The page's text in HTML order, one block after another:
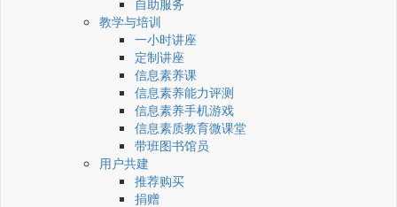
自助服务
教学与培训
一小时讲座
定制讲座
信息素养课
信息素养能力评测
信息素养手机游戏
信息素质教育微课堂
带班图书馆员
用户共建
推荐购买
捐赠